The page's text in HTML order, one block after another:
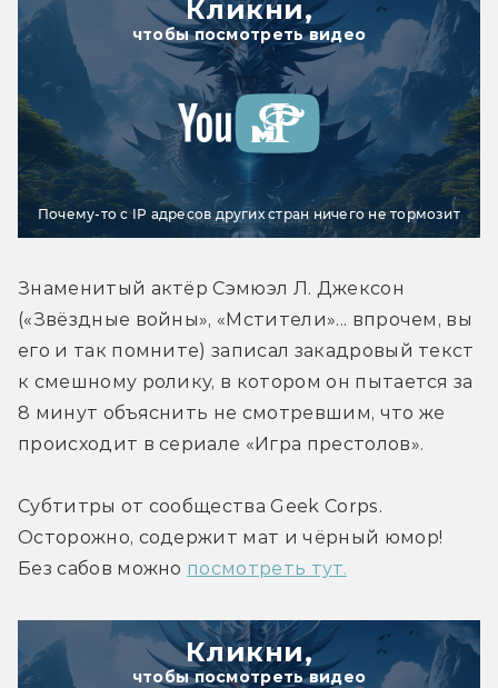
Кликни,
чтобы посмотреть видео
Почему-то с IP адресов других стран ничего не тормозит
Знаменитый актёр Сэмюэл Л. Джексон
(«Звёздные войны», «Мстители»... впрочем, вы
его и так помните) записал закадровый текст
к смешному ролику, в котором он пытается за
8 минут объяснить не смотревшим, что же
происходит в сериале «Игра престолов».
Субтитры от сообщества Geek Corps.
Осторожно, содержит мат и чёрный юмор!
Без сабов можно посмотреть тут.
Кликни,
чтобы посмотреть видео